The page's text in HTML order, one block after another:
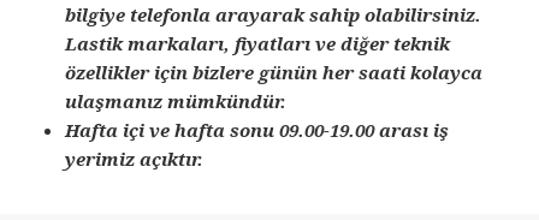
bilgiye telefonla arayarak sahip olabilirsiniz.
Lastik markaları, fiyatları ve diğer teknik
özellikler için bizlere günün her saati kolayca
ulaşmanız mümkündür.
Hafta içi ve hafta sonu 09.00-19.00 arası iş
yerimiz açıktır.